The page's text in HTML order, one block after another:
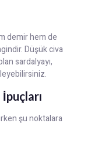
demir hem de
Düşük civa
sardalyayı,
şu noktalara